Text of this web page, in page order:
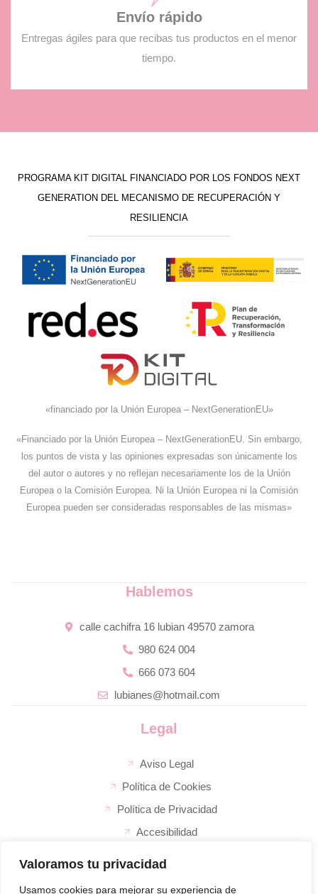
Valoramos tu privacidad
Usamos cookies para mejorar su experiencia de
Envío rápido
Entregas ágiles para que recibas tus productos en el menor
tiempo.
PROGRAMA KIT DIGITAL FINANCIADO POR LOS FONDOS NEXT
GENERATION DEL MECANISMO DE RECUPERACIÓN Y
RESILIENCIA
«financiado por la Unión Europea – NextGenerationEU»
«Financiado por la Unión Europea – NextGenerationEU. Sin embargo,
los puntos de vista y las opiniones expresadas son únicamente los
del autor o autores y no reflejan necesariamente los de la Unión
Europea o la Comisión Europea. Ni la Unión Europea ni la Comisión
Europea pueden ser consideradas responsables de las mismas»
La empresa
Legal
Aviso Legal
Política de Cookies
Política de Privacidad
Accesibilidad
Hablemos
calle cachifra 16 lubian 49570 zamora
980 624 004
666 073 604
lubianes@hotmail.com